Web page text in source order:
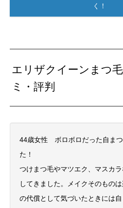
く！
エリザクイーンまつ
ミ・評判
44歳女性 ボロボロだった自ま
た！
つけまつ毛やマツエク、マスカ
してきました。メイクそのもの
の代償として気づいたときには